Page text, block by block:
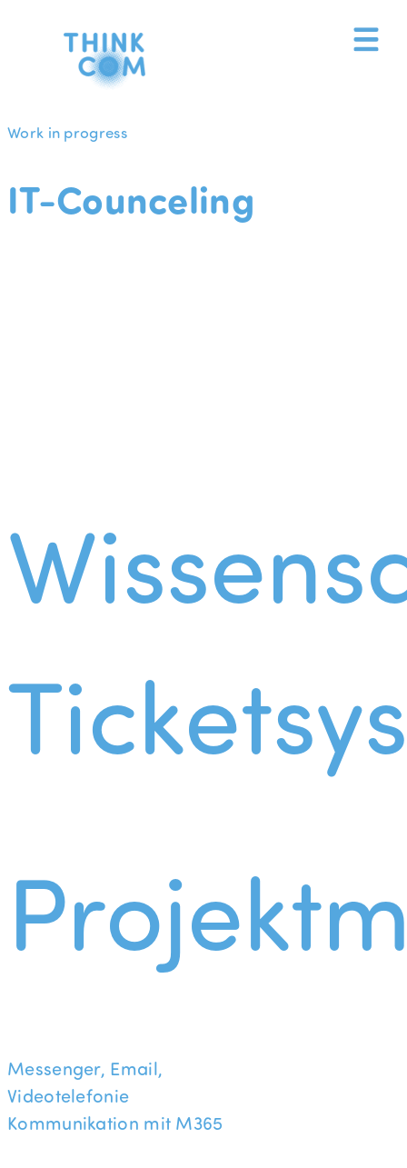
Work in progress
IT-Counceling
Messenger, Email,
Videotelefonie
Kommunikation mit M365